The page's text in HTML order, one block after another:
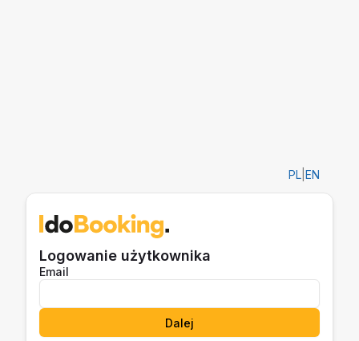
PL EN
Logowanie użytkownika
Email
Dalej